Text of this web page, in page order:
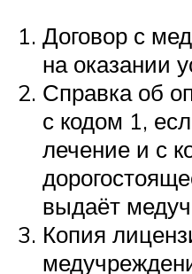
Договор с
на оказании
Справка об
с кодом 1,
лечение и с
выдаёт
Копия